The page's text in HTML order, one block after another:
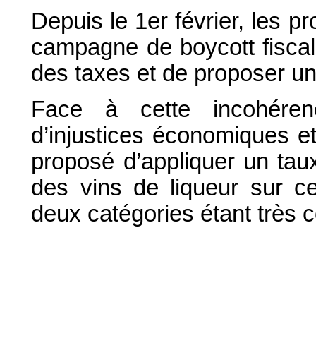
Depuis le 1er février, les
campagne de boycott
des taxes et de proposer
Face à cette
d’injustices économiques
proposé d’appliquer un
des vins de liqueur sur
deux catégories étant très